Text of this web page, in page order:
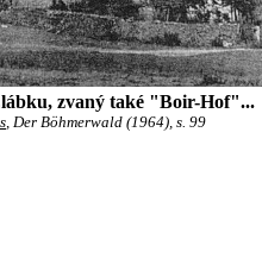
zvaný také "Boir-Hof"...
, Der Böhmerwald (1964), s. 99